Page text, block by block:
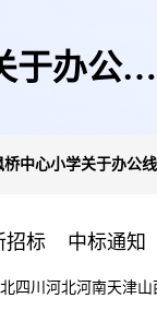
于办公线
桥中心小学关于办公
招标 中标通知
四川 河北河南天津山